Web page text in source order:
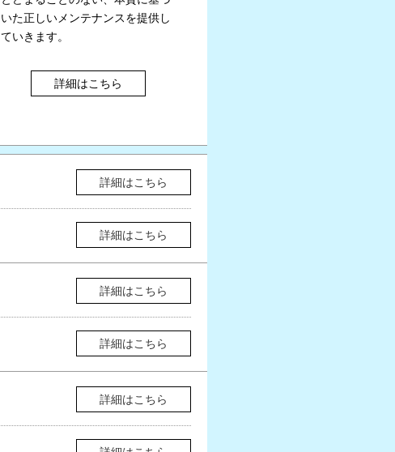
いた正しいメンテナンスを提供し
ていきます。
詳細はこちら
詳細はこちら
詳細はこちら
詳細はこちら
詳細はこちら
詳細はこちら